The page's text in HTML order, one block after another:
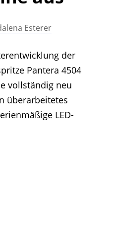
Archiv
Marke
Esterer
der
Pantera 4504
vollständig neu
überarbeitetes
LED-